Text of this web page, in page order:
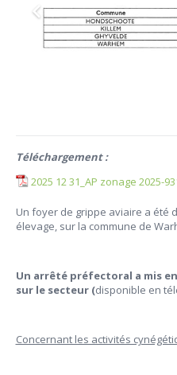
Téléchargement :
2025 12 31_AP zonage 2025-
Un foyer de grippe aviaire a été
élevage, sur la commune de
Un arrêté préfectoral a mis
sur le secteur (disponible en
Concernant les activités